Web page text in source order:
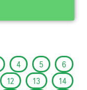
4 5
6
12 13
14